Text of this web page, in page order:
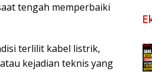
tengah memperbaiki
terlilit kabel listrik,
kejadian teknis yang